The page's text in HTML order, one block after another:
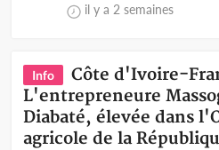
il y a 2 semaines
Info
Côte d'Ivoire-
L'entrepreneure
Diabaté, élevée dans
agricole de la